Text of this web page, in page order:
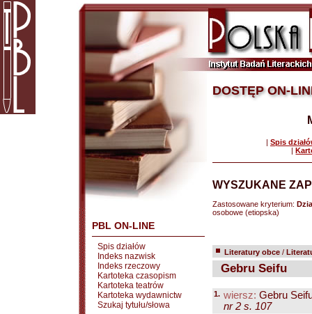
PBL ON-LINE
Spis działów
Indeks nazwisk
Indeks rzeczowy
Kartoteka czasopism
Kartoteka teatrów
Kartoteka wydawnictw
Szukaj tytułu/słowa
DOSTĘP ON-
| Spis
|
WYSZUKANE
Zastosowane kryterium:
osobowe (etiopska)
Literatury obce /
Gebru Seifu
1. wiersz: Gebru
nr 2 s. 107